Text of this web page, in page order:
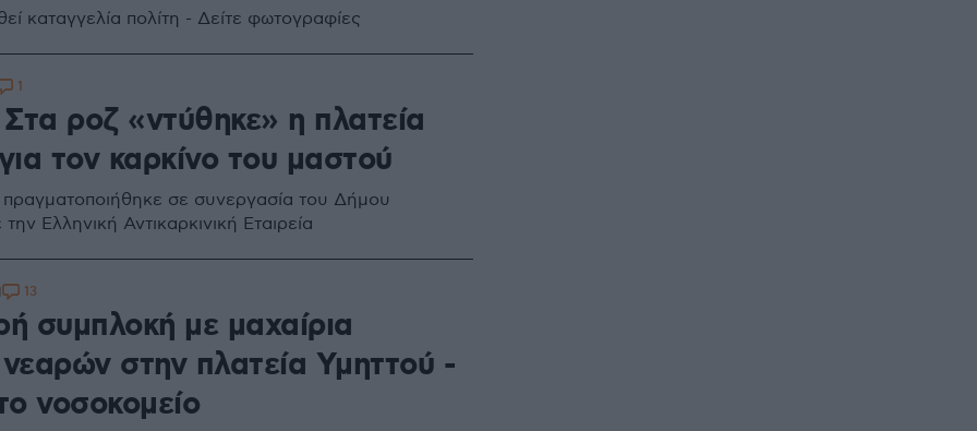
καταγγελία πολίτη - Δείτε φωτογραφίες
Στα ροζ «ντύθηκε» η πλατεία
τον καρκίνο του μαστού
σε συνεργασία του Δήμου
Ελληνική Αντικαρκινική Εταιρεία
1
συμπλοκή με μαχαίρια
στην πλατεία Υμηττού -
νοσοκομείο
13